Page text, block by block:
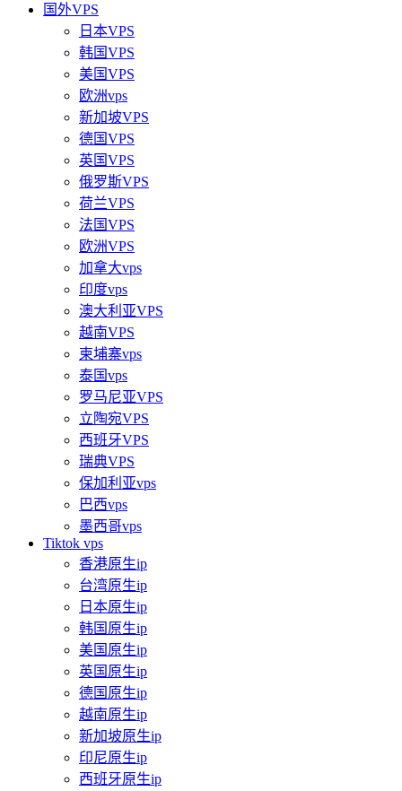
国外VPS
日本VPS
韩国VPS
美国VPS
欧洲vps
新加坡VPS
德国VPS
英国VPS
俄罗斯VPS
荷兰VPS
法国VPS
欧洲VPS
加拿大vps
印度vps
澳大利亚VPS
越南VPS
柬埔寨vps
泰国vps
罗马尼亚VPS
立陶宛VPS
西班牙VPS
瑞典VPS
保加利亚vps
巴西vps
墨西哥vps
Tiktok vps
香港原生ip
台湾原生ip
日本原生ip
韩国原生ip
美国原生ip
英国原生ip
德国原生ip
越南原生ip
新加坡原生ip
印尼原生ip
西班牙原生ip